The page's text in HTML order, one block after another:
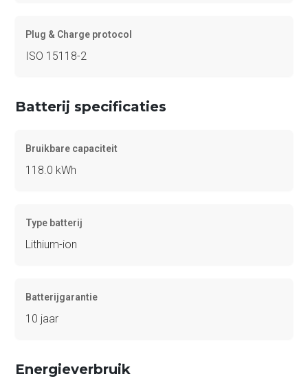
Plug & Charge protocol
ISO 15118-2
Batterij specificaties
Bruikbare capaciteit
118.0 kWh
Type batterij
Lithium-ion
Batterijgarantie
10 jaar
Energieverbruik